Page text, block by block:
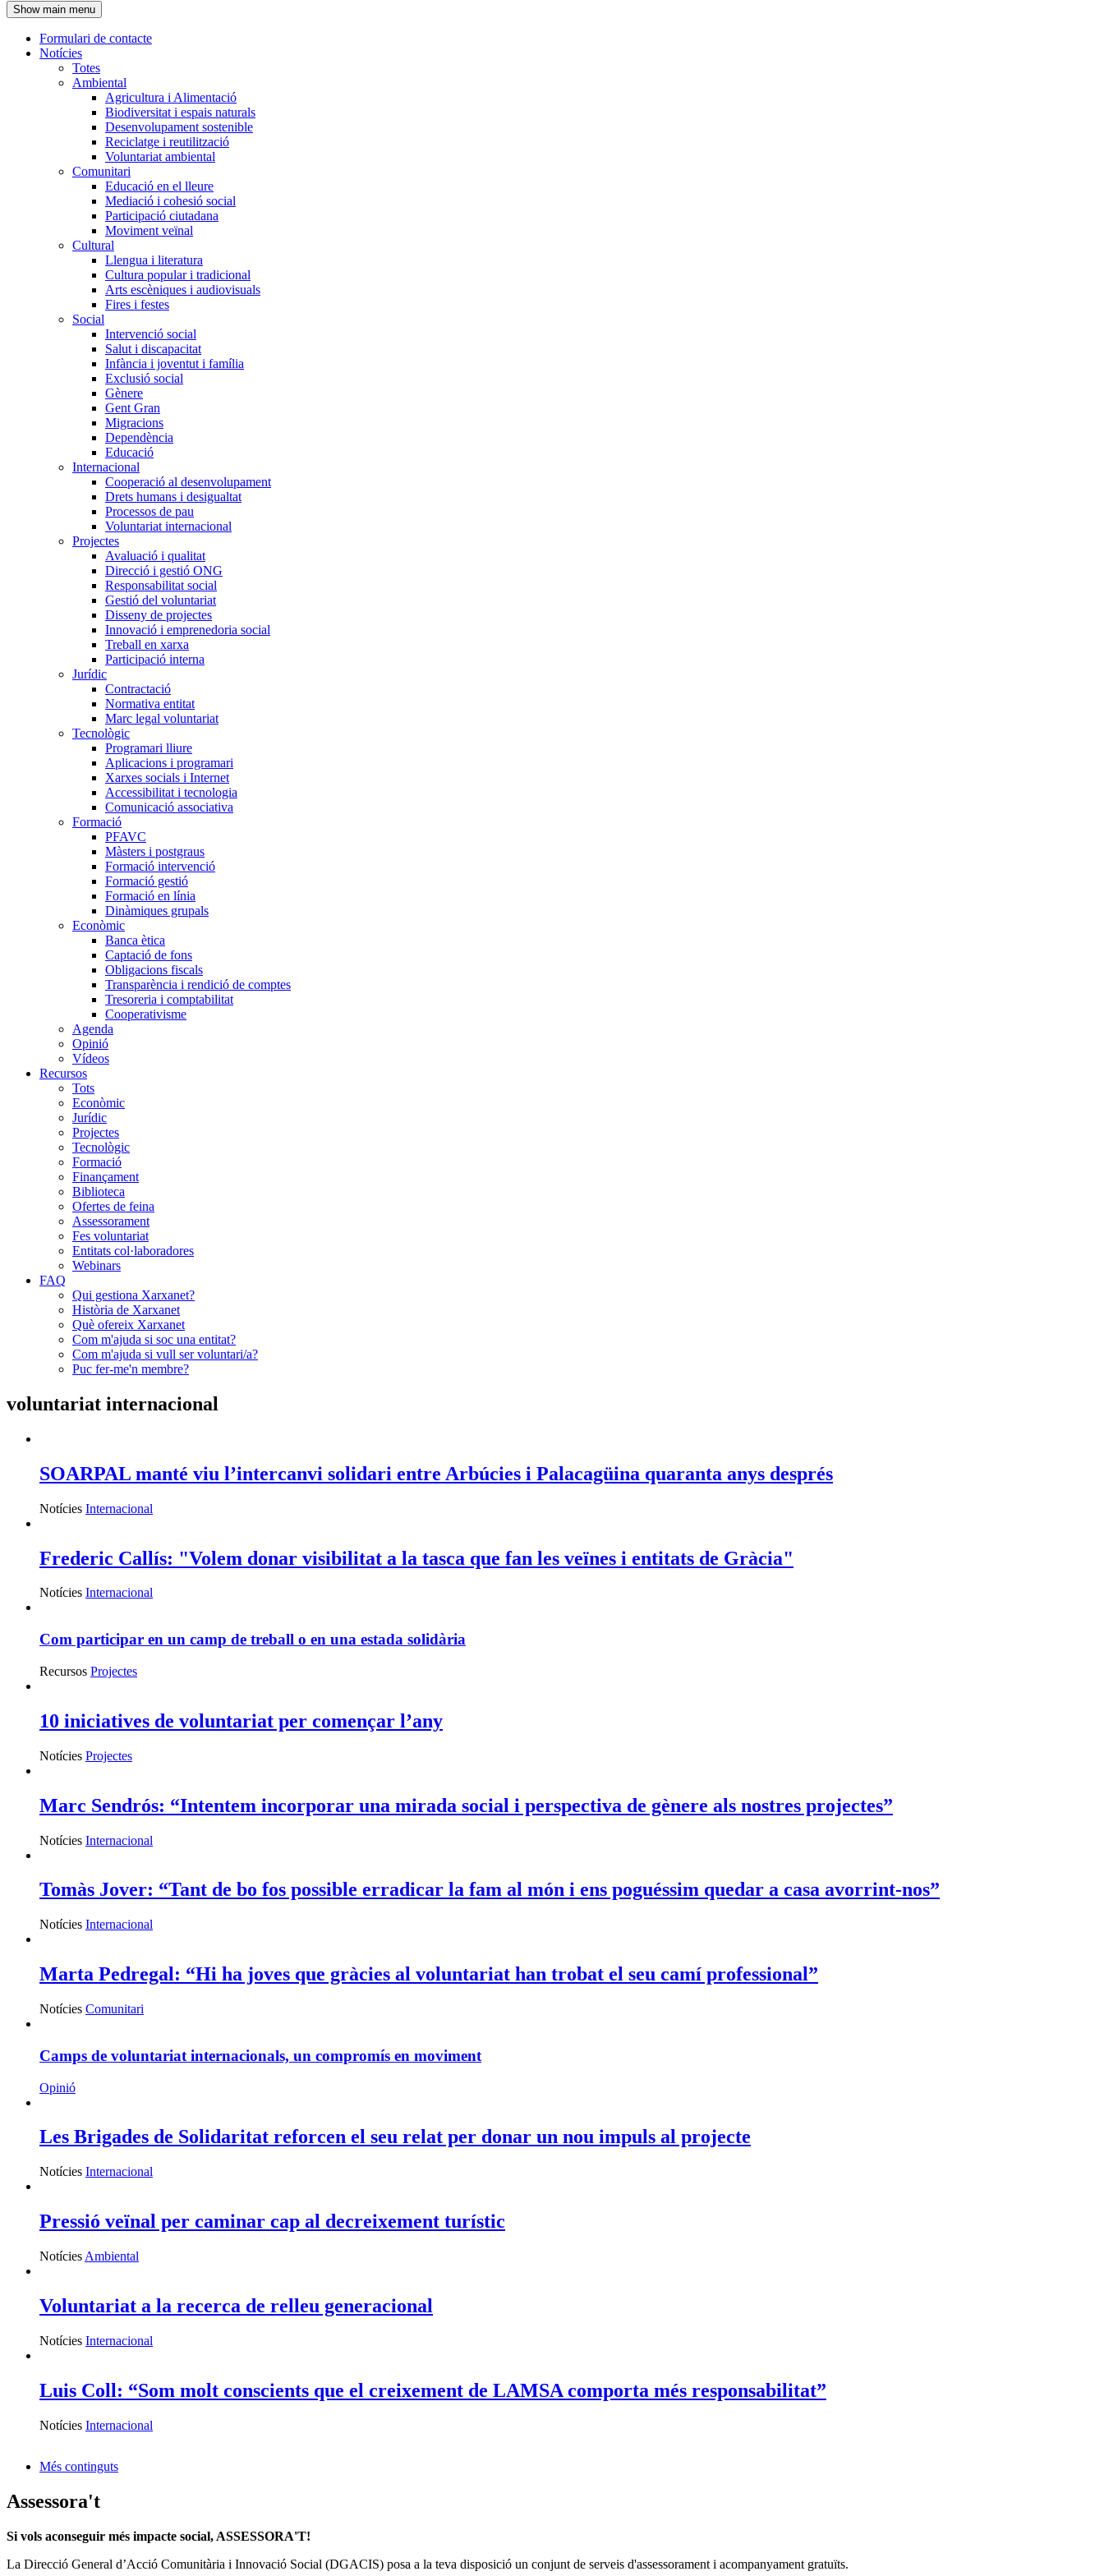
l'encapçalament
Show main menu
Navegació
principal
Formulari de contacte
Notícies
Totes
Ambiental
Agricultura i Alimentació
Biodiversitat i espais naturals
Desenvolupament sostenible
Reciclatge i reutilització
Voluntariat ambiental
Comunitari
Educació en el lleure
Mediació i cohesió social
Participació ciutadana
Moviment veïnal
Cultural
Llengua i literatura
Cultura popular i tradicional
Arts escèniques i audiovisuals
Fires i festes
Social
Intervenció social
Salut i discapacitat
Infància i joventut i família
Exclusió social
Gènere
Gent Gran
Migracions
Dependència
Educació
Internacional
Cooperació al desenvolupament
Drets humans i desigualtat
Processos de pau
Voluntariat internacional
Projectes
Avaluació i qualitat
Direcció i gestió ONG
Responsabilitat social
Gestió del voluntariat
Disseny de projectes
Innovació i emprenedoria social
Treball en xarxa
Participació interna
Jurídic
Contractació
Normativa entitat
Marc legal voluntariat
Tecnològic
Programari lliure
Aplicacions i programari
Xarxes socials i Internet
Accessibilitat i tecnologia
Comunicació associativa
Formació
PFAVC
Màsters i postgraus
Formació intervenció
Formació gestió
Formació en línia
Dinàmiques grupals
Econòmic
Banca ètica
Captació de fons
Obligacions fiscals
Transparència i rendició de comptes
Tresoreria i comptabilitat
Cooperativisme
Agenda
Opinió
Vídeos
Recursos
Tots
Econòmic
Jurídic
Projectes
Tecnològic
Formació
Finançament
Biblioteca
Ofertes de feina
Assessorament
Fes voluntariat
Entitats col·laboradores
Webinars
FAQ
Qui gestiona Xarxanet?
Història de Xarxanet
Què ofereix Xarxanet
Com m'ajuda si soc una entitat?
Com m'ajuda si vull ser voluntari/a?
Puc fer-me'n membre?
voluntariat internacional
SOARPAL manté viu l’intercanvi solidari entre Arbúcies i Palacagüina quaranta anys després
Notícies Internacional
Frederic Callís: "Volem donar visibilitat a la tasca que fan les veïnes i entitats de Gràcia"
Notícies Internacional
Com participar en un camp de treball o en una estada solidària
Recursos Projectes
10 iniciatives de voluntariat per començar l’any
Notícies Projectes
Marc Sendrós: “Intentem incorporar una mirada social i perspectiva de gènere als nostres projectes”
Notícies Internacional
Tomàs Jover: “Tant de bo fos possible erradicar la fam al món i ens poguéssim quedar a casa avorrint-nos”
Notícies Internacional
Marta Pedregal: “Hi ha joves que gràcies al voluntariat han trobat el seu camí professional”
Notícies Comunitari
Camps de voluntariat internacionals, un compromís en moviment
Opinió
Les Brigades de Solidaritat reforcen el seu relat per donar un nou impuls al projecte
Notícies Internacional
Pressió veïnal per caminar cap al decreixement turístic
Notícies Ambiental
Voluntariat a la recerca de relleu generacional
Notícies Internacional
Luis Coll: “Som molt conscients que el creixement de LAMSA comporta més responsabilitat”
Notícies Internacional
Més continguts
Assessora't
Si vols aconseguir més impacte social, ASSESSORA'T!
La Direcció General d’Acció Comunitària i Innovació Social (DGACIS) posa a la teva disposició un conjunt de serveis d'assessorament i acompanyament gratuïts.